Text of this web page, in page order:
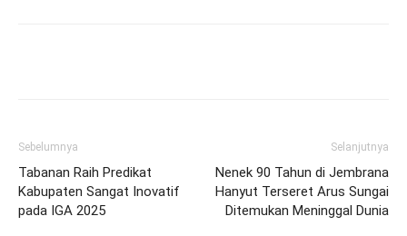
Sebelumnya
Tabanan Raih Predikat
Kabupaten Sangat Inovatif
pada IGA 2025
Selanjutnya
Nenek 90 Tahun di Jembrana
Hanyut Terseret Arus Sungai
Ditemukan Meninggal Dunia